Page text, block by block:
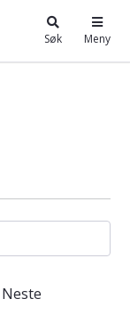
Søk Meny
Neste